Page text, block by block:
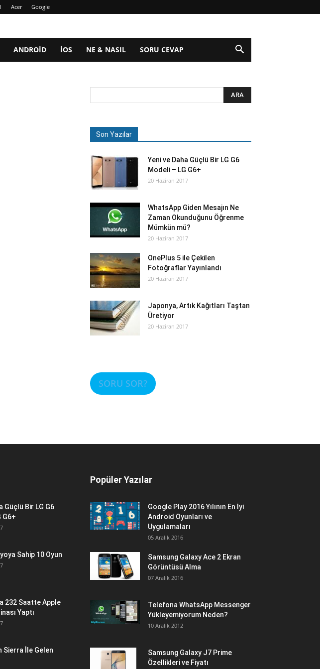
Acer Google
ANDROID IOS NE & NASIL SORU CEVAP
Son Yazılar
Yeni ve Daha Güçlü Bir LG G6
Modeli – LG G6+
20 Haziran 2017
WhatsApp Giden Mesajın Ne
Zaman Okunduğunu Öğrenme
Mümkün mü?
20 Haziran 2017
OnePlus 5 ile Çekilen
Fotoğraflar Yayınlandı
20 Haziran 2017
Japonya, Artık Kağıtları Taştan
Üretiyor
20 Haziran 2017
SORU SOR?
Güçlü Bir LG G6
G6+
Sahip 10 Oyun
232 Saatte Apple
Yaptı
Sierra İle Gelen
Popüler Yazılar
Google Play 2016 Yılının En İyi
Android Oyunları ve
Uygulamaları
05 Aralık 2016
Samsung Galaxy Ace 2 Ekran
Görüntüsü Alma
07 Aralık 2016
Telefona WhatsApp Messenger
Yükleyemiyorum Neden?
10 Aralık 2012
Samsung Galaxy J7 Prime
Özellikleri ve Fiyatı